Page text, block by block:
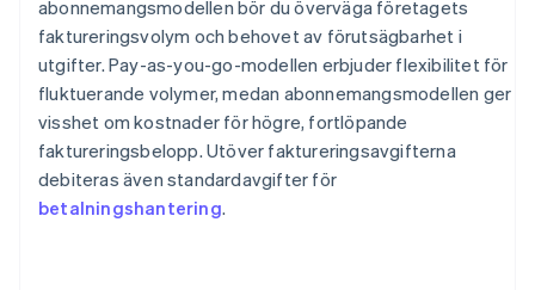
abonnemangsmodellen bör du överväga företagets
faktureringsvolym och behovet av förutsägbarhet i
utgifter. Pay-as-you-go-modellen erbjuder flexibilitet för
fluktuerande volymer, medan abonnemangsmodellen ger
visshet om kostnader för högre, fortlöpande
faktureringsbelopp. Utöver faktureringsavgifterna
debiteras även standardavgifter för
betalningshantering.
Australien
English
Belgien
NederlandsFrançais Deutsch
Brasilien